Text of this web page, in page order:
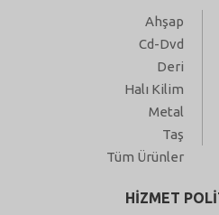
Ahşap
Cd-Dvd
Deri
Halı Kilim
Metal
Taş
Tüm Ürünler
HİZMET